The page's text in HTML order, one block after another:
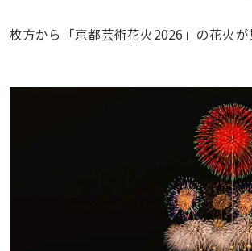
枚方から「京都芸術花火2026」の花火が